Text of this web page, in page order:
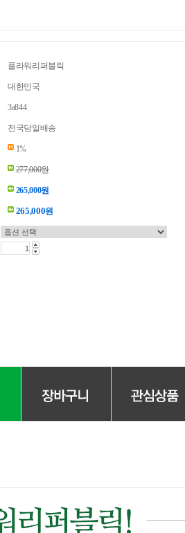
플라워리퍼블릭
대한민국
3a844
전국당일배송
1%
277,000원
265,000원
265,000원